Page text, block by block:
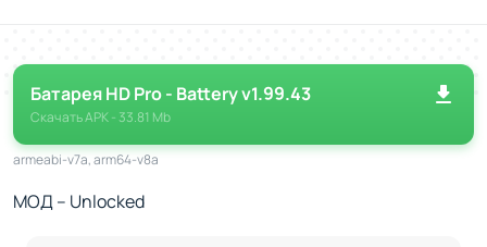
Программа отличается простым и понятным
интерфейсом. Благодаря визуальным графикам и
интуитивным настройкам каждому будет легко
подробными графиками, которые отображают
Батарея HD Pro - Battery v1.99.43
СкачатьAPK- 33.81 Mb
armeabi-v7a, arm64-v8a
МОД – Unlocked